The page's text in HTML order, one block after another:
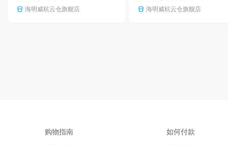
海明威杭云仓旗舰店
海明威杭云仓旗舰店
购物指南 如何付款